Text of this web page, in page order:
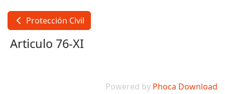
Protección Civil
Articulo 76-XI
Powered by Phoca Download